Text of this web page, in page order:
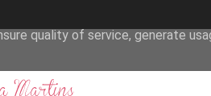
Your IP address and user-agent
quality of service, generate